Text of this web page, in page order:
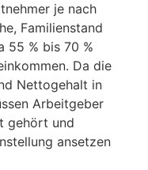
je nach
Familienstand
55 % bis 70 %
Da die
Nettogehalt in
Arbeitgeber
gehört und
ansetzen